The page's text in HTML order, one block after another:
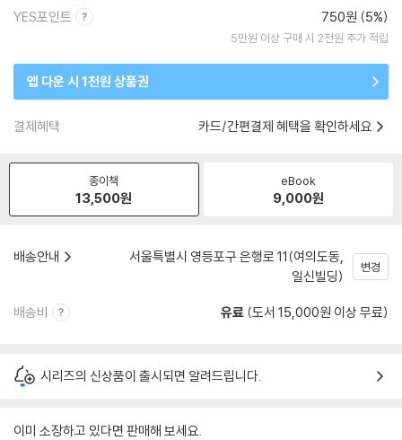
YES포인트 750원 (5%)
5만원 이상 구매 시 2천원 추가 적립
앱 다운 시 1천원 상품권
결제혜택 카드/간편결제 혜택을 확인하세요
종이책
13,500원
eBook
9,000원
배송안내
서울특별시 영등포구 은행로 11(여의도동,
일신빌딩)
변경
배송비 유료 (도서 15,000원 이상 무료)
시리즈의 신상품이 출시되면 알려드립니다.
이미 소장하고 있다면 판매해 보세요.